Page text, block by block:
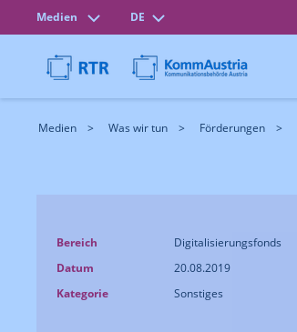
Medien DE
Medien Was wir tun Förderungen
Bereich
Digitalisierungsfonds
Datum
20.08.2019
Kategorie
Sonstiges